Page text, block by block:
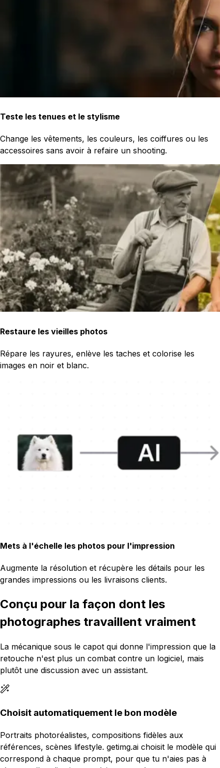
Teste les tenues et le stylisme
Change les vêtements, les couleurs, les coiffures ou les
accessoires sans avoir à refaire un shooting.
Restaure les vieilles photos
Répare les rayures, enlève les taches et colorise les
images en noir et blanc.
Mets à l'échelle les photos pour l'impression
Augmente la résolution et récupère les détails pour les
grandes impressions ou les livraisons clients.
Conçu pour la façon dont les
photographes travaillent vraiment
La mécanique sous le capot qui donne l'impression que la
retouche n'est plus un combat contre un logiciel, mais
plutôt une discussion avec un assistant.
Choisit automatiquement le bon modèle
Portraits photoréalistes, compositions fidèles aux
références, scènes lifestyle. getimg.ai choisit le modèle qui
correspond à chaque prompt, pour que tu n'aies pas à